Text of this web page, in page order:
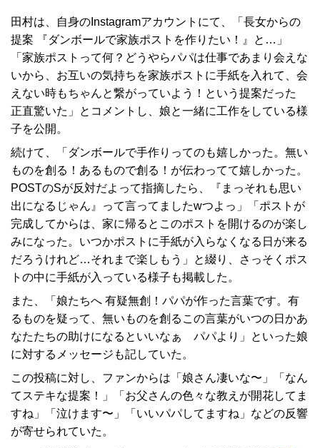
田村は、自身のInstagramアカウントにて、「長女からの
提案 『ダンボールで家族ポストを作りたい！』と…」
「家族ポストって何？どうやらパパは仕事であまり会えな
いから、お互いの気持ちを家族ポストに手紙を入れて、会
えない時もちゃんと繋がっていよう！という提案だった
正直驚いた」とコメントし、娘と一緒に工作をしている様
子を公開。
続けて、「ダンボールで手作りってのも嬉しかった。無い
ものを創る！あるもので創る！が伝わってて嬉しかった。
POSTのSが反対だよって指摘したら、『まっそれも思い
出になるじゃん』って言ってましたwつよっ」「ポストが
完成してからは、家に帰るとこのポストを開けるのが楽し
みになった。いつかポストに手紙が入らなくなる日が来る
だろうけれど…それまで楽しもう」と綴り、さっそくポス
トの中に手紙が入っている様子も掲載した。
また、「娘たちへ 有疑無創！パパが作った言葉です。有
るものを疑って、無いものを創るこの言葉がいつの日かあ
なたたちの助けになるといいなぁ パパより」といった娘
に対するメッセージも記していた。
この投稿に対し、ファンからは「娘さん凄いな〜」「なん
てステキな提案！」「お父さんの色々な教えが開花してま
すね」「泣けます〜」「いいパパしてますね」などの反響
が寄せられていた。